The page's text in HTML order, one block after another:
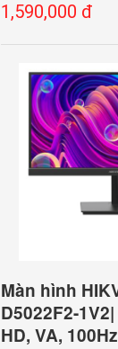
1,590,000 đ
Màn hình
D5022F2-
HD, VA,